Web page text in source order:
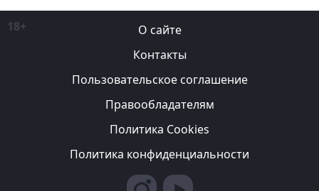
18+
О сайте
Контакты
Пользовательское соглашение
Правообладателям
Политика Cookies
Политика конфиденциальности